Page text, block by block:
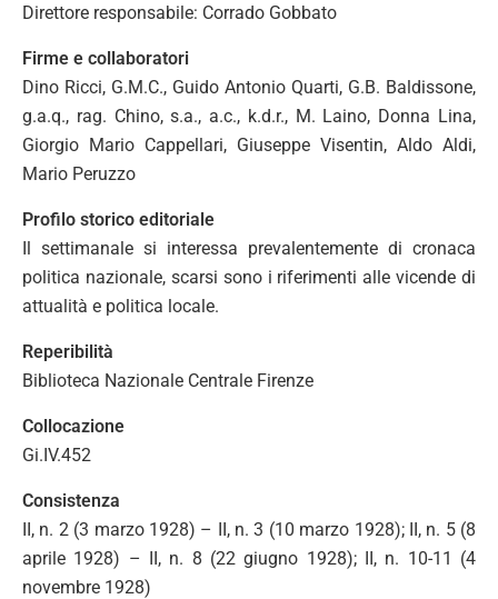
Direttore responsabile: Corrado Gobbato
Firme e collaboratori
Dino Ricci, G.M.C., Guido Antonio Quarti, G.B. Baldissone,
g.a.q., rag. Chino, s.a., a.c., k.d.r., M. Laino, Donna Lina,
Giorgio Mario Cappellari, Giuseppe Visentin, Aldo Aldi,
Mario Peruzzo
Profilo storico editoriale
Il settimanale si interessa prevalentemente di cronaca
politica nazionale, scarsi sono i riferimenti alle vicende di
attualità e politica locale.
Reperibilità
Biblioteca Nazionale Centrale Firenze
Collocazione
Gi.IV.452
Consistenza
II, n. 2 (3 marzo 1928) – II, n. 3 (10 marzo 1928); II, n. 5 (8
aprile 1928) – II, n. 8 (22 giugno 1928); II, n. 10-11 (4
novembre 1928)